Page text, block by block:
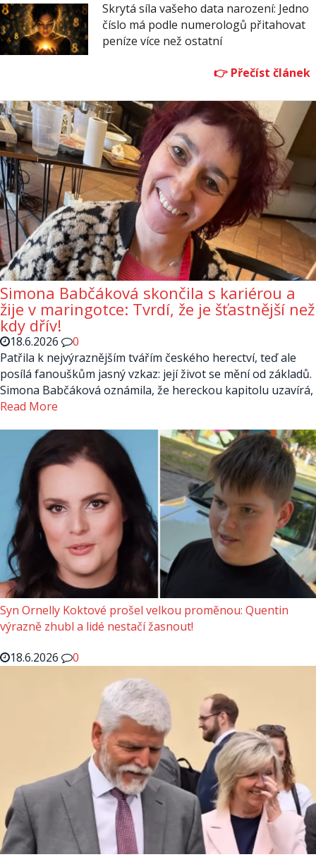
Skrytá síla vašeho data narození: Jedno
číslo má podle numerologů přitahovat
peníze více než ostatní
Simona Babčáková skončila s kariérou a
žije v maringotce: Tvrdí, že je šťastnější než
kdy dřív!
18.6.2026
0
Patřila k nejvýraznějším tvářím českého herectví, teď ale
posílá fanouškům jasný vzkaz: její život se mění od základů.
Simona Babčáková oznámila, že hereckou kapitolu uzavírá,
Read More
Syn Ornelly Koktové prošel velkou proměnou: Quentin
výrazně zhubl a lidé nestačí žasnout!
18.6.2026
0